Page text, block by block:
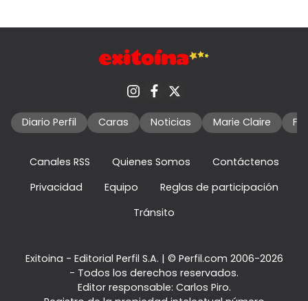
Diario Perfil Caras Noticias Marie Claire
Canales RSS Quienes Somos
Contáctenos
Privacidad
Equipo
Reglas de participación
Tránsito
Exitoina - Editorial Perfil S.A. | © Perfil.com 2006-2026
- Todos los derechos reservados.
Editor responsable: Carlos Piro.